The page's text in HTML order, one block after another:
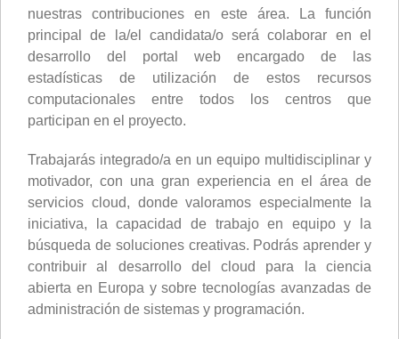
nuestras contribuciones en este área. La función
principal de la/el candidata/o será colaborar en el
desarrollo del portal web encargado de las
estadísticas de utilización de estos recursos
computacionales entre todos los centros que
participan en el proyecto.
Trabajarás integrado/a en un equipo multidisciplinar y
motivador, con una gran experiencia en el área de
servicios cloud, donde valoramos especialmente la
iniciativa, la capacidad de trabajo en equipo y la
búsqueda de soluciones creativas. Podrás aprender y
contribuir al desarrollo del cloud para la ciencia
abierta en Europa y sobre tecnologías avanzadas de
administración de sistemas y programación.